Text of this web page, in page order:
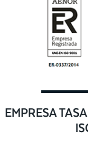
EMPRESA